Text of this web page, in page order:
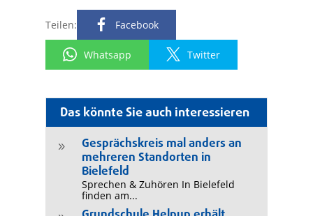
Das könnte Sie auch interessieren
9
Gesprächskreis mal anders an
mehreren Standorten in
Bielefeld
Sprechen & Zuhören In Bielefeld
finden am...
Teilen: Facebook
Whatsapp Twitter